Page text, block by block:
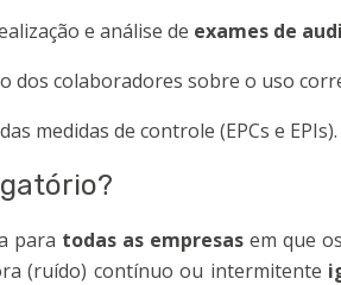
e análise de exames de
dos colaboradores sobre o uso
medidas de controle (EPCs e EPIs).
para todas as empresasem que
(ruído) contínuo ou intermitente